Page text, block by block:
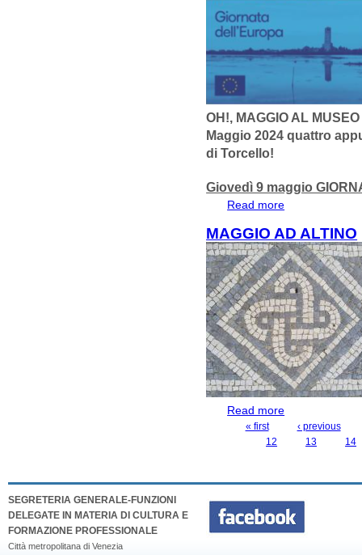
OH!, MAGGIO AL MUSEO
Maggio 2024 quattro
di Torcello!
Giovedì 9 maggio
Read more
MAGGIO AD ALTINO
Read more
« first
‹ previous
12
13 14
SEGRETERIA GENERALE-FUNZIONI
DELEGATE IN MATERIA DI CULTURA E
FORMAZIONE PROFESSIONALE
Città metropolitana di Venezia